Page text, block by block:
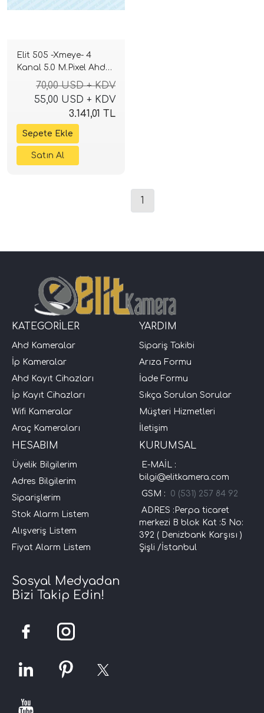
Elit 505 -Xmeye- 4
Kanal 5.0 M.Pixel Ahd
Kayıt Cihazı
70,00 USD + KDV
55,00 USD + KDV
3.141,01 TL
1
KATEGORİLER
Ahd Kameralar
İp Kameralar
Ahd Kayıt Cihazları
İp Kayıt Cihazları
Wifi Kameralar
Araç Kameraları
YARDIM
Sipariş Takibi
Arıza Formu
İade Formu
Sıkça Sorulan Sorular
Müşteri Hizmetleri
İletişim
HESABIM
Üyelik Bilgilerim
Adres Bilgilerim
Siparişlerim
Stok Alarm Listem
Alışveriş Listem
Fiyat Alarm Listem
KURUMSAL
E-MAİL :
bilgi@elitkamera.com
GSM : 0 (531) 257 84 92
ADRES :Perpa ticaret
merkezi B blok Kat :5 No:
392 ( Denizbank Karşısı )
Şişli /İstanbul
Sosyal Medyadan
Bizi Takip Edin!